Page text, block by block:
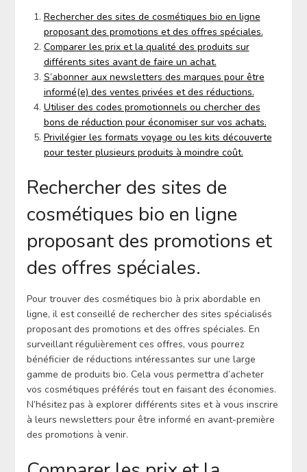
Rechercher des sites de cosmétiques bio en ligne
proposant des promotions et des offres spéciales.
Comparer les prix et la qualité des produits sur
différents sites avant de faire un achat.
S’abonner aux newsletters des marques pour être
informé(e) des ventes privées et des réductions.
Utiliser des codes promotionnels ou chercher des
bons de réduction pour économiser sur vos achats.
Privilégier les formats voyage ou les kits découverte
pour tester plusieurs produits à moindre coût.
Rechercher des sites de
cosmétiques bio en ligne
proposant des promotions et
des offres spéciales.
Pour trouver des cosmétiques bio à prix abordable en
ligne, il est conseillé de rechercher des sites spécialisés
proposant des promotions et des offres spéciales. En
surveillant régulièrement ces offres, vous pourrez
bénéficier de réductions intéressantes sur une large
gamme de produits bio. Cela vous permettra d’acheter
vos cosmétiques préférés tout en faisant des économies.
N’hésitez pas à explorer différents sites et à vous inscrire
à leurs newsletters pour être informé en avant-première
des promotions à venir.